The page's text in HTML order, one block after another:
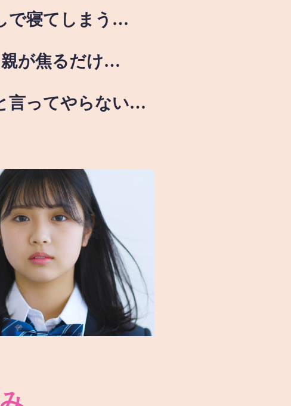
で寝てしまう…
親が焦るだけ…
言ってやらない…